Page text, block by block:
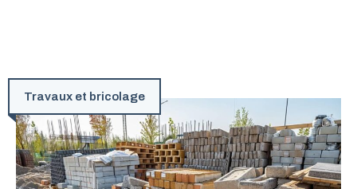
Travaux et bricolage